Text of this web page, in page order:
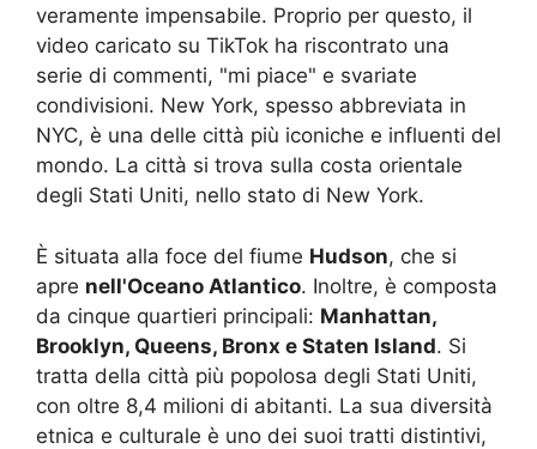
veramente impensabile. Proprio per questo, il
video caricato su TikTok ha riscontrato una
serie di commenti, "mi piace" e svariate
condivisioni. New York, spesso abbreviata in
NYC, è una delle città più iconiche e influenti del
mondo. La città si trova sulla costa orientale
degli Stati Uniti, nello stato di New York.
È situata alla foce del fiume Hudson, che si
apre nell'Oceano Atlantico. Inoltre, è composta
da cinque quartieri principali: Manhattan,
Brooklyn, Queens, Bronx e Staten Island. Si
tratta della città più popolosa degli Stati Uniti,
con oltre 8,4 milioni di abitanti. La sua diversità
etnica e culturale è uno dei suoi tratti distintivi,